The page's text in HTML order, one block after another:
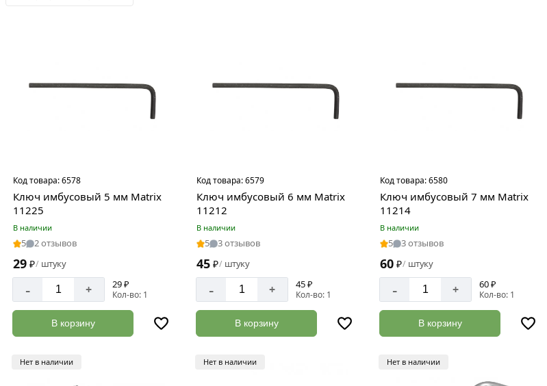
Код товара:6578
Ключ имбусовый 5 мм Matriх
11225
В наличии
5 2 отзывов
29 ₽/ штуку
- + 29 ₽
Кол-во: 1
В корзину
Код товара:6579
Ключ имбусовый 6 мм Matriх
11212
В наличии
5 3 отзывов
45 ₽/ штуку
- + 45 ₽
Кол-во: 1
В корзину
Код товара:6580
Ключ имбусовый 7 мм Matriх
11214
В наличии
5 3 отзывов
60 ₽/ штуку
- + 60 ₽
Кол-во: 1
В корзину
Нет в наличии Нет в наличии Нет в наличии